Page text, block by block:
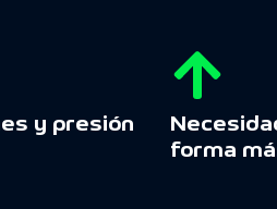
y presión
forma